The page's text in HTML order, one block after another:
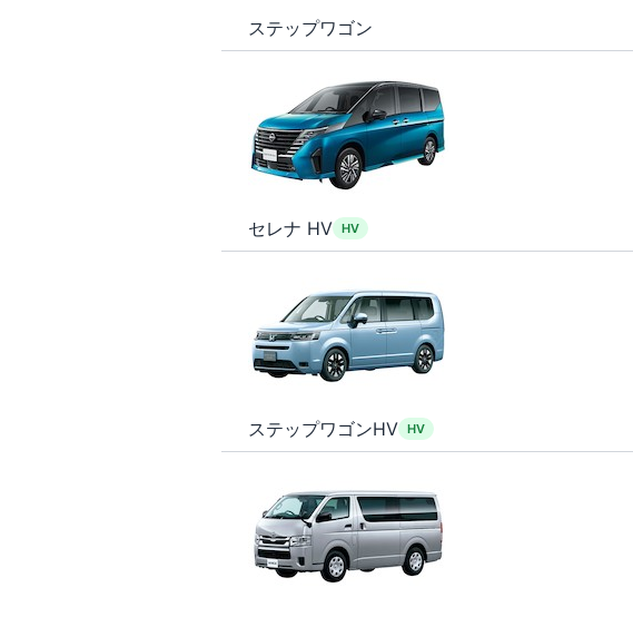
ステップワゴン
セレナ HV HV
ステップワゴンHV HV